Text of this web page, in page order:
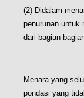
(2) Didalam
penurunan untuk
dari bagian-
Menara yang
pondasi yang